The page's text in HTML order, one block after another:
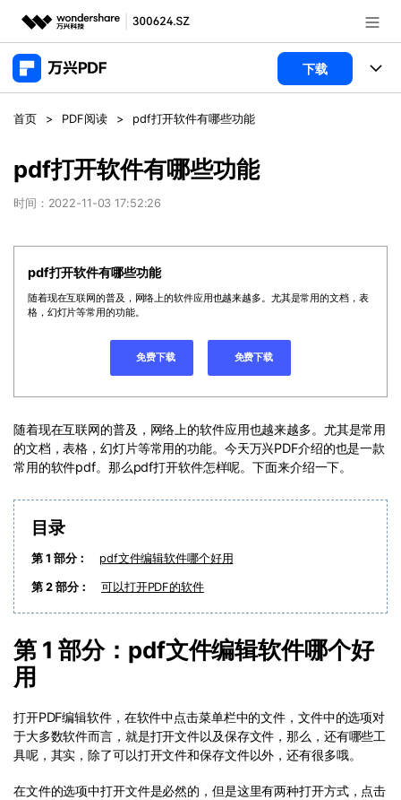
推荐产品
政企服务
新闻中心
关于万兴
加入我们
帮助中心
客服热线： 4000-300624
下载
产品
桌面端
万兴PDF Windows版
移动端
万兴PDF 安卓版
万兴PDF SDK
申请试用
功能
PDF新功能
PDF转换器
PDF签名
PDF批量工具
PDF提取页面
PDF表格
PDF页面调整
PDF文件创建
PDF注释
商业合作
学校&教育
企业采购
帮助中心
用户指南
产品信息
更新日志
下载中心
产品资讯
01.热门软件
查看更多 >
免费下载
免费下载 立即购买
首页 > PDF阅读 > pdf打开软件有哪些功能
pdf打开软件有哪些功能
时间：2022-11-03 17:52:26
pdf打开软件有哪些功能
随着现在互联网的普及，网络上的软件应用也越来越多。尤其是常用的文档，表
格，幻灯片等常用的功能。
免费下载 免费下载
随着现在互联网的普及，网络上的软件应用也越来越多。尤其是常用
的文档，表格，幻灯片等常用的功能。今天万兴PDF介绍的也是一款
常用的软件pdf。那么pdf打开软件怎样呢。下面来介绍一下。
目录
第 1 部分： pdf文件编辑软件哪个好用
第 2 部分： 可以打开PDF的软件
第 1 部分：pdf文件编辑软件哪个好
用
打开PDF编辑软件，在软件中点击菜单栏中的文件，文件中的选项对
于大多数软件而言，就是打开文件以及保存文件，那么，还有哪些工
具呢，其实，除了可以打开文件和保存文件以外，还有很多哦。
在文件的选项中打开文件是必然的，但是这里有两种打开方式，点击